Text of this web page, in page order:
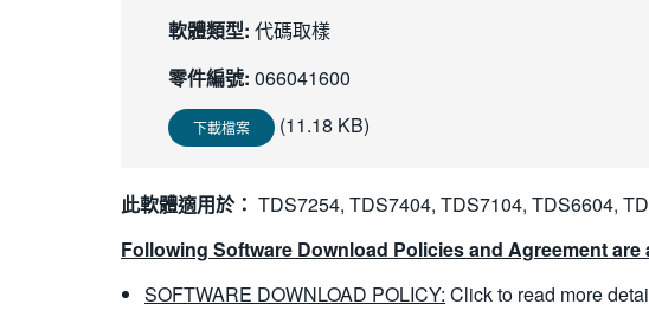
軟體類型: 代碼取樣
零件編號: 066041600
下載檔案 (11.18 KB)
此軟體適用於： TDS7254, TDS7404, TDS7104, TDS6604,
Following Software Download Policies and Agreement
SOFTWARE DOWNLOAD POLICY: Click to read more